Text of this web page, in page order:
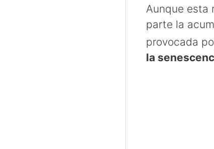
Aunque esta
parte la
provocada
la